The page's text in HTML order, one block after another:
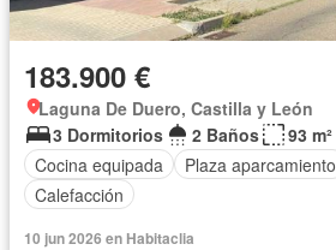
183.900 €
Laguna De Duero, Castilla y León
3 Dormitorios
2 Baños
93 m²
Cocina equipada
Plaza aparcamiento
Calefacción
10 jun 2026 en Habitaclia